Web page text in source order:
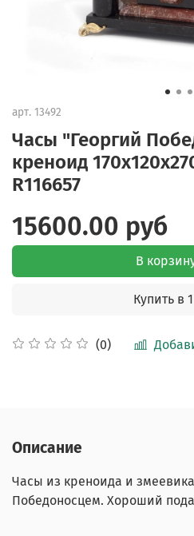
арт. 13492
Часы "Георгий
креноид
R116657
(0)
15600.00 руб
В
Купить в
Описание
Часы из креноида и
Победоносцем. Хороший